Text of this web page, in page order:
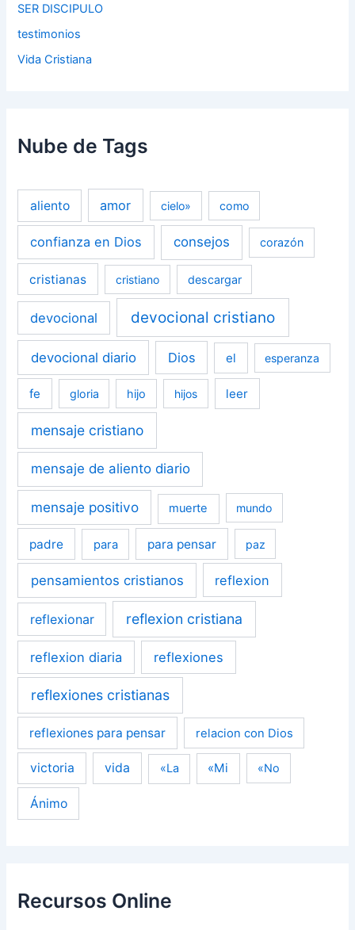
SER DISCIPULO
testimonios
Vida Cristiana
Nube de Tags
aliento amor cielo» como
confianza en Dios consejos corazón
cristianas cristiano descargar
devocional devocional cristiano
devocional diario Dios el esperanza
fe gloria hijo hijos leer
mensaje cristiano
mensaje de aliento diario
mensaje positivo muerte mundo
padre para para pensar paz
pensamientos cristianos reflexion
reflexionar reflexion cristiana
reflexion diaria reflexiones
reflexiones cristianas
reflexiones para pensar relacion con Dios
victoria vida «La «Mi «No
Ánimo
Recursos Online